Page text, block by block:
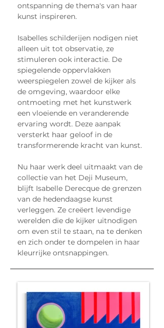
ontspanning de thema's van haar
kunst inspireren.
Isabelles schilderijen nodigen niet
alleen uit tot observatie, ze
stimuleren ook interactie. De
spiegelende oppervlakken
weerspiegelen zowel de kijker als
de omgeving, waardoor elke
ontmoeting met het kunstwerk
een vloeiende en veranderende
ervaring wordt. Deze aanpak
versterkt haar geloof in de
transformerende kracht van kunst.
Nu haar werk deel uitmaakt van de
collectie van het Deji Museum,
blijft Isabelle Derecque de grenzen
van de hedendaagse kunst
verleggen. Ze creëert levendige
werelden die de kijker uitnodigen
om even stil te staan, na te denken
en zich onder te dompelen in haar
kleurrijke ontsnappingen.